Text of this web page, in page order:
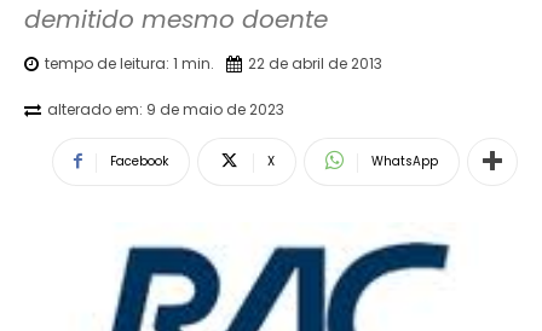
demitido mesmo doente
tempo de leitura: 1 min. 22 de abril de 2013
alterado em: 9 de maio de 2023
Facebook X WhatsApp